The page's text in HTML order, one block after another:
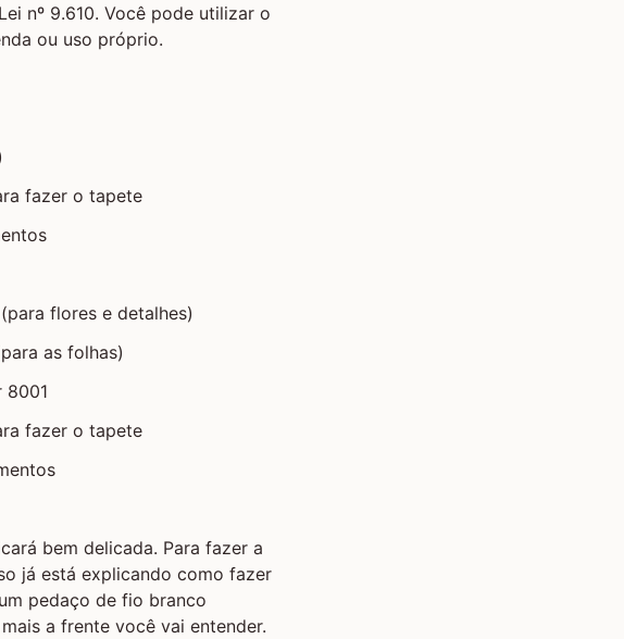
nº 9.610. Você pode utilizar o
ou uso próprio.
fazer o tapete
flores e detalhes)
as folhas)
8001
fazer o tapete
bem delicada. Para fazer a
já está explicando como fazer
pedaço de fio branco
a frente você vai entender.